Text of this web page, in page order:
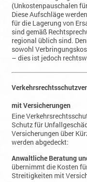
sind gemäß
regional üblich sind.
sowohl
– dies ist jedoch
Eine
Schutz für
Versicherungen über
werden abgedeckt:
Anwaltliche Beratung
übernimmt die Kosten
Gerichtskosten : Falls
Versicherung die